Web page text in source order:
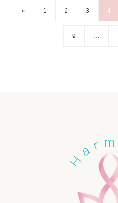
« 1 2 3 4
9 …